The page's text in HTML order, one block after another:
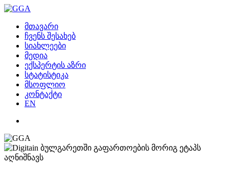
მთავარი
ჩვენს შესახებ
სიახლეები
მედია
ექსპერტის აზრი
სტატისტიკა
მსოფლიო
კონტაქტი
EN